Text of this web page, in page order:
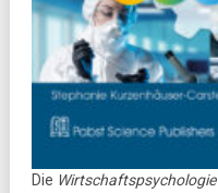
Die Wirtschaftspsychologie